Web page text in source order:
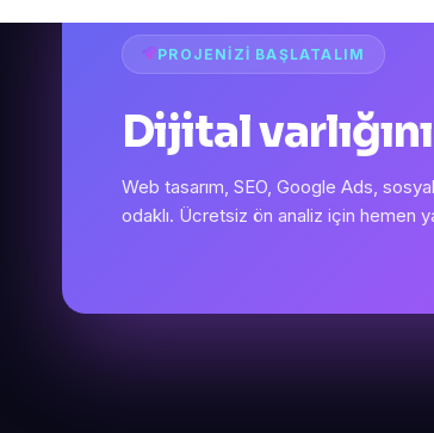
PROJENIZI BAŞLATALIM
Dijital
Web tasarım, SEO, Google Ads,
odaklı. Ücretsiz ön analiz için hemen